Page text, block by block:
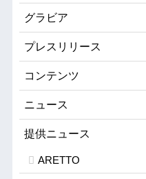
グラビア
プレスリリース
コンテンツ
ニュース
提供ニュース
ARETTO